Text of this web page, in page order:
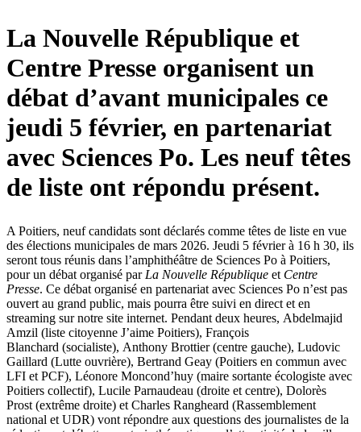
La Nouvelle République et
Centre Presse organisent un
débat d’avant municipales ce
jeudi 5 février, en partenariat
avec Sciences Po. Les neuf têtes
de liste ont répondu présent.
A Poitiers, neuf candidats sont déclarés comme têtes de liste en vue
des élections municipales de mars 2026. Jeudi 5 février à 16 h 30, ils
seront tous réunis dans l’amphithéâtre de Sciences Po à Poitiers,
pour un débat organisé par La Nouvelle République et Centre
Presse. Ce débat organisé en partenariat avec Sciences Po n’est pas
ouvert au grand public, mais pourra être suivi en direct et en
streaming sur notre site internet. Pendant deux heures, Abdelmajid
Amzil (liste citoyenne J’aime Poitiers), François
Blanchard (socialiste), Anthony Brottier (centre gauche), Ludovic
Gaillard (Lutte ouvrière), Bertrand Geay (Poitiers en commun avec
LFI et PCF), Léonore Moncond’huy (maire sortante écologiste avec
Poitiers collectif), Lucile Parnaudeau (droite et centre), Dolorès
Prost (extrême droite) et Charles Rangheard (Rassemblement
national et UDR) vont répondre aux questions des journalistes de la